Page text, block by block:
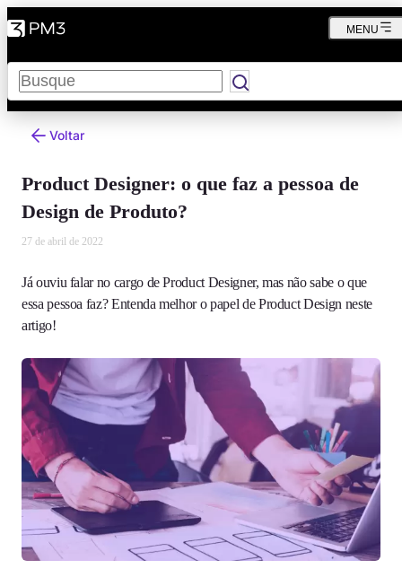
Pesquisar
MENU
Voltar
Product Designer: o que faz a pessoa de
Design de Produto?
27 de abril de 2022
Já ouviu falar no cargo de Product Designer, mas não sabe o que
essa pessoa faz? Entenda melhor o papel de Product Design neste
artigo!